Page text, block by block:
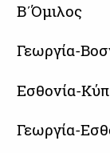
Β΄Όμιλος
Γεωργία-
Εσθονία-
Γεωργία-